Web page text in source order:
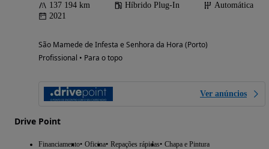
137 194 km Híbrido Plug-In
Automática
2021
São Mamede de Infesta e Senhora da Hora (Porto)
Profissional • Para o topo
Ver anúncios
Drive Point
Financiamento Oficina Repações rápidas Chapa e Pintura